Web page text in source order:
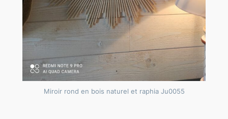
d
e
Miroir rond en bois naturel et raphia Ju0055